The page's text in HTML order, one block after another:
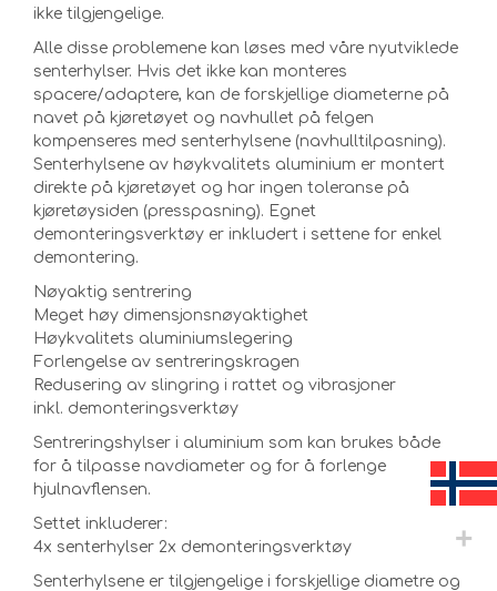
ikke tilgjengelige.
Alle disse problemene kan løses med våre nyutviklede
senterhylser. Hvis det ikke kan monteres
spacere/adaptere, kan de forskjellige diameterne på
navet på kjøretøyet og navhullet på felgen
kompenseres med senterhylsene (navhulltilpasning).
Senterhylsene av høykvalitets aluminium er montert
direkte på kjøretøyet og har ingen toleranse på
kjøretøysiden (presspasning). Egnet
demonteringsverktøy er inkludert i settene for enkel
demontering.
Nøyaktig sentrering
Meget høy dimensjonsnøyaktighet
Høykvalitets aluminiumslegering
Forlengelse av sentreringskragen
Redusering av slingring i rattet og vibrasjoner
inkl. demonteringsverktøy
Sentreringshylser i aluminium som kan brukes både
for å tilpasse navdiameter og for å forlenge
hjulnavflensen.
Settet inkluderer:
4x senterhylser 2x demonteringsverktøy
Senterhylsene er tilgjengelige i forskjellige diametre og